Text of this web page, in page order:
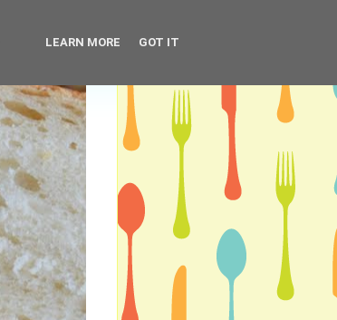
LEARN MORE GOT IT